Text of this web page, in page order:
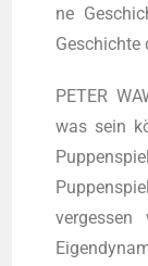
ne
Geschich­te
PETER
was sein